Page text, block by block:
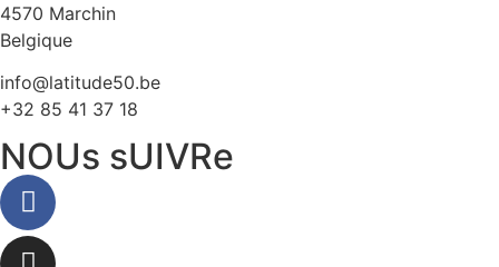
4570 Marchin
Belgique
info@latitude50.be
+32 85 41 37 18
NOUs sUIVRe